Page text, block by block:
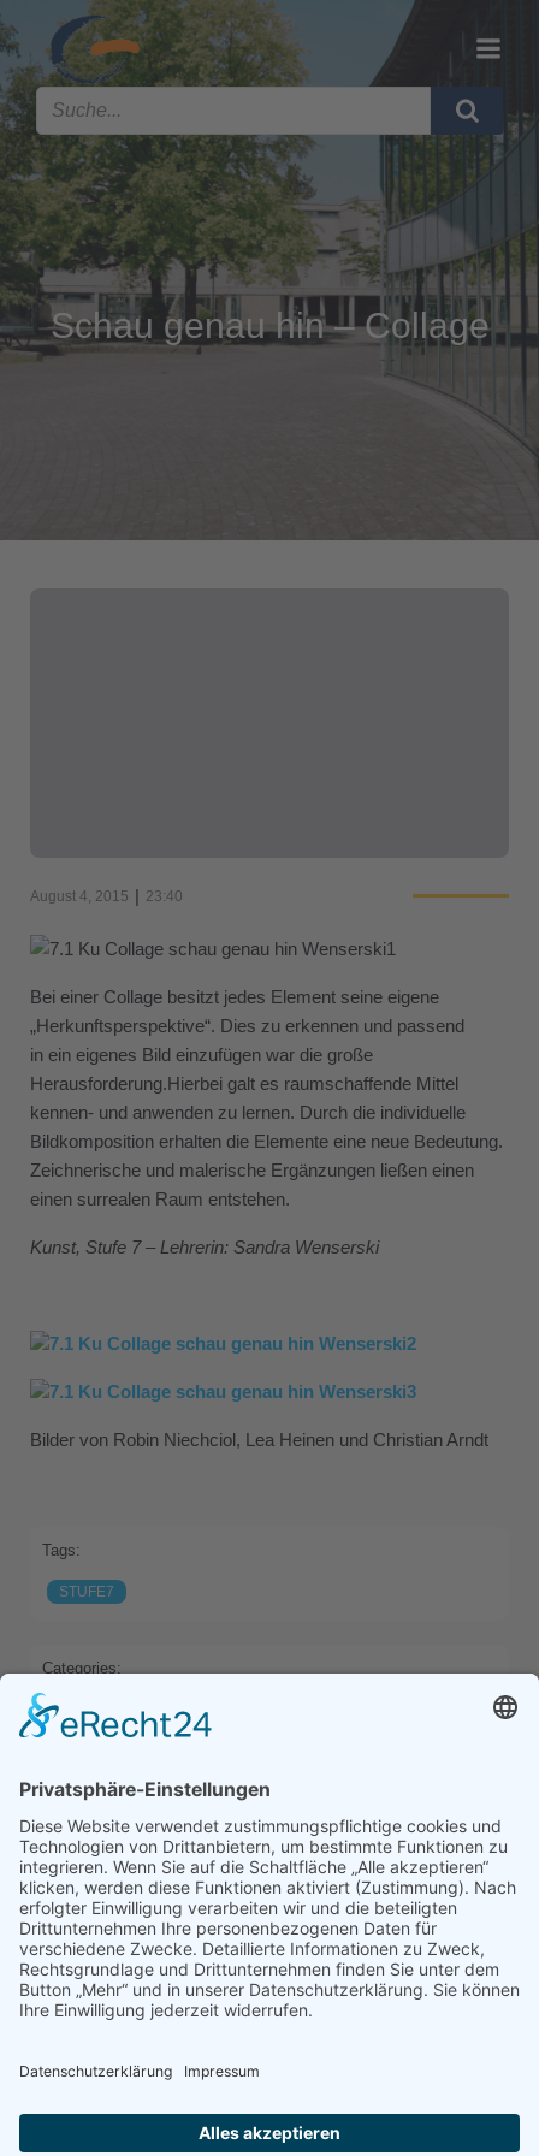
Schau genau hin – Collage
Latest Comments
August 4, 2015 | 23:40
Bei einer Collage besitzt jedes Element seine eigene
„Herkunftsperspektive“. Dies zu erkennen und passend
in ein eigenes Bild einzufügen war die große
Herausforderung.Hierbei galt es raumschaffende Mittel
kennen- und anwenden zu lernen. Durch die individuelle
Bildkomposition erhalten die Elemente eine neue Bedeutung.
Zeichnerische und malerische Ergänzungen ließen einen
einen surrealen Raum entstehen.
Kunst, Stufe 7 – Lehrerin: Sandra Wenserski
Bilder von Robin Niechciol, Lea Heinen und Christian Arndt
Tags:
STUFE7
Categories:
HOME
Previous
Comments are closed